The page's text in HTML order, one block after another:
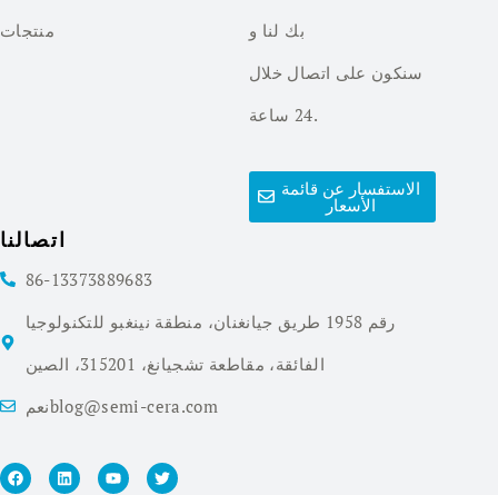
منتجات
بك لنا و
سنكون على اتصال خلال
24 ساعة.
الاستفسار عن قائمة
الأسعار
اتصالنا
86-13373889683
رقم 1958 طريق جيانغنان، منطقة نينغبو للتكنولوجيا
الفائقة، مقاطعة تشجيانغ، 315201، الصين
نعمblog@semi-cera.com